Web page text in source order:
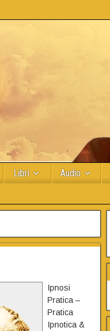
Libri Audio
Ipnosi
Pratica –
Pratica
Ipnotica &